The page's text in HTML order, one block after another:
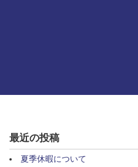
最近の投稿
夏季休暇について